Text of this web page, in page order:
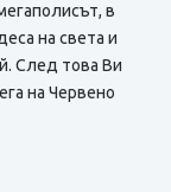
в
на света и
След това Ви
на Червено